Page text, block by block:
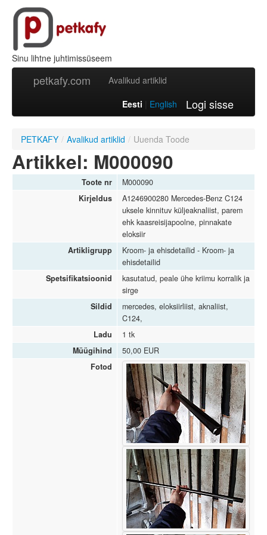
Sinu lihtne juhtimissüseem
petkafy.com Avalikud artiklid
Logi sisse
Eesti English
PETKAFY / Avalikud artiklid / Uuenda Toode
Artikkel: M000090
Toote nr
M000090
Kirjeldus
A1246900280 Mercedes-Benz C124
uksele kinnituv küljeaknaliist, parem
ehk kaasreisijapoolne, pinnakate
eloksiir
Artikligrupp
Kroom- ja ehisdetailid - Kroom- ja
ehisdetailid
Spetsifikatsioonid
kasutatud, peale ühe kriimu korralik ja
sirge
Sildid
mercedes, eloksiirliist, aknaliist,
C124,
Ladu
1 tk
Müügihind
50,00 EUR
Fotod